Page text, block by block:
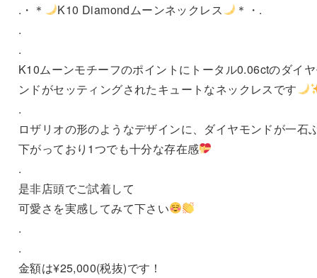
.・＊ K10 Diamondムーンネックレス
＊・.
.
.
K10ムーンモチーフのポイントにトータル0.06ctのダイ
ンドがセッティングされたキュートなネックレスです
.
ロザリオの形のようなデザインに、ダイヤモンドが一石
下がっており1つでも十分な存在感
.
是非店頭でご試着して
可愛さを実感してみて下さい
.
.
金額は¥25,000(税抜)です！